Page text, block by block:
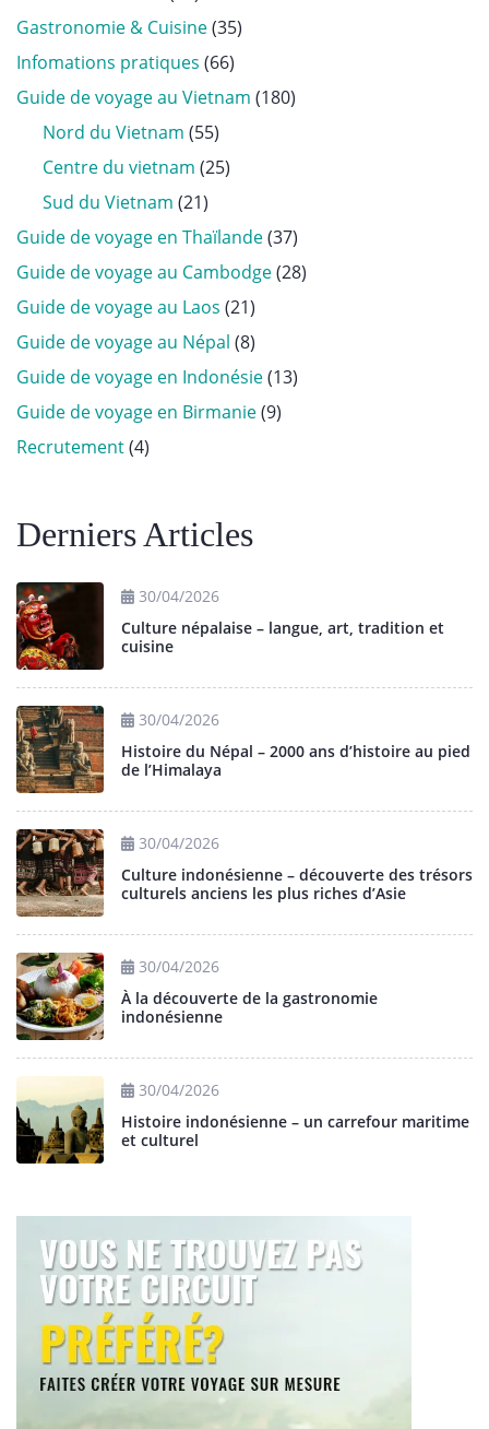
Gastronomie & Cuisine(35)
Infomations pratiques (66)
Guide de voyage au Vietnam (180)
Nord du Vietnam (55)
Centre du vietnam (25)
Sud du Vietnam (21)
Guide de voyage en Thaïlande(37)
Guide de voyage au Cambodge(28)
Guide de voyage au Laos (21)
Guide de voyage au Népal (8)
Guide de voyage en Indonésie(13)
Guide de voyage en Birmanie(9)
Recrutement(4)
Derniers Articles
30/04/2026
Culture népalaise – langue, art, tradition et
cuisine
30/04/2026
Histoire du Népal – 2000 ans d’histoire au pied
de l’Himalaya
30/04/2026
Culture indonésienne – découverte des trésors
culturels anciens les plus riches d’Asie
30/04/2026
À la découverte de la gastronomie
indonésienne
30/04/2026
Histoire indonésienne – un carrefour maritime
et culturel